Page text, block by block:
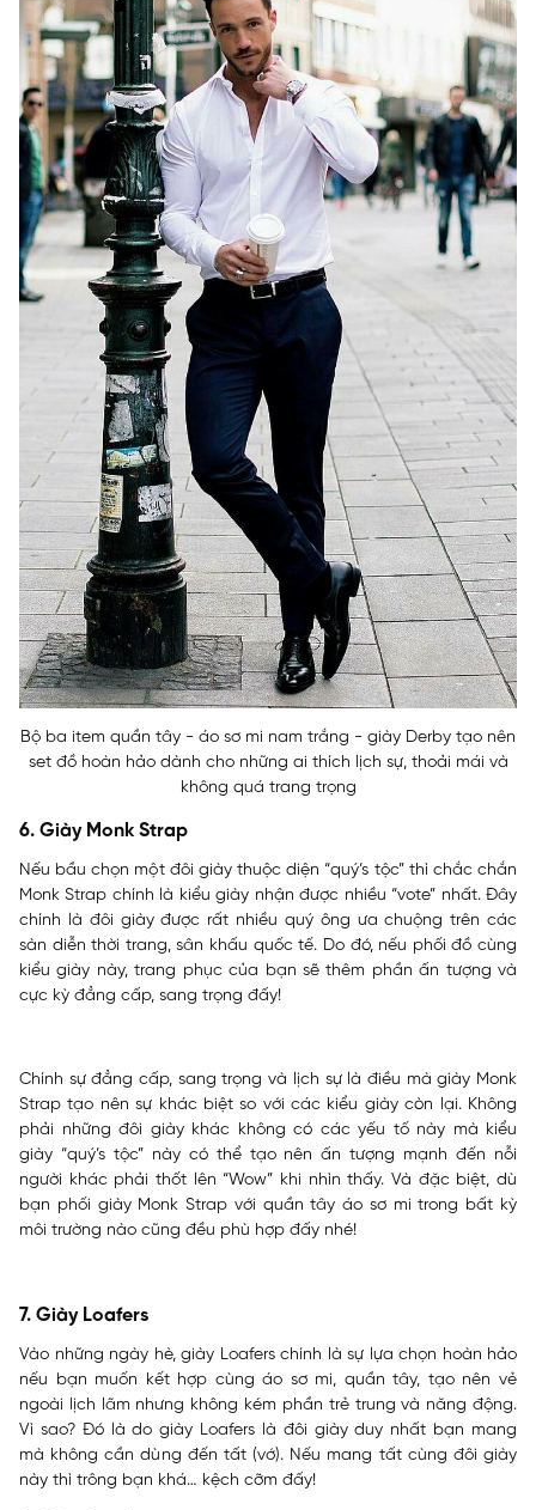
Bộ ba item quần tây - áo sơ mi nam trắng - giày Derby tạo nên
set đồ hoàn hảo dành cho những ai thích lịch sự, thoải mái và
không quá trang trọng
6. Giày Monk Strap
Nếu bầu chọn một đôi giày thuộc diện “quý’s tộc” thì chắc chắn
Monk Strap chính là kiểu giày nhận được nhiều “vote” nhất. Đây
chính là đôi giày được rất nhiều quý ông ưa chuộng trên các
sàn diễn thời trang, sân khấu quốc tế. Do đó, nếu phối đồ cùng
kiểu giày này, trang phục của bạn sẽ thêm phần ấn tượng và
cực kỳ đẳng cấp, sang trọng đấy!
Chính sự đẳng cấp, sang trọng và lịch sự là điều mà giày Monk
Strap tạo nên sự khác biệt so với các kiểu giày còn lại. Không
phải những đôi giày khác không có các yếu tố này mà kiểu
giày “quý’s tộc” này có thể tạo nên ấn tượng mạnh đến nỗi
người khác phải thốt lên “Wow” khi nhìn thấy. Và đặc biệt, dù
bạn phối giày Monk Strap với quần tây áo sơ mi trong bất kỳ
môi trường nào cũng đều phù hợp đấy nhé!
7. Giày Loafers
Vào những ngày hè, giày Loafers chính là sự lựa chọn hoàn hảo
nếu bạn muốn kết hợp cùng áo sơ mi, quần tây, tạo nên vẻ
ngoài lịch lãm nhưng không kém phần trẻ trung và năng động.
Vì sao? Đó là do giày Loafers là đôi giày duy nhất bạn mang
mà không cần dùng đến tất (vớ). Nếu mang tất cùng đôi giày
này thì trông bạn khá… kệch cỡm đấy!